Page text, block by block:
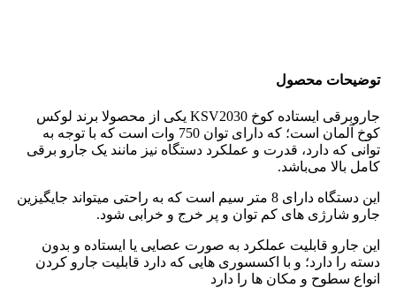
توضیحات محصول
جاروبرقی ایستاده کوخ KSV2030 یکی از محصولا برند لوکس
کوخ آلمان است؛ که دارای توان 750 وات است که با توجه به
توانی که دارد، قدرت و عملکرد دستگاه نیز مانند یک جارو برقی
کامل بالا می‌باشد.
این دستگاه دارای 8 متر سیم است که به راحتی میتواند جایگیزین
جارو شارژی های کم توان و پر خرج و خرابی شود.
این جارو قابلیت عملکرد به صورت عصایی یا ایستاده و بدون
دسته را دارد؛ و با اکسسوری هایی که دارد قابلیت جارو کردن
انواع سطوح و مکان ها را دارد